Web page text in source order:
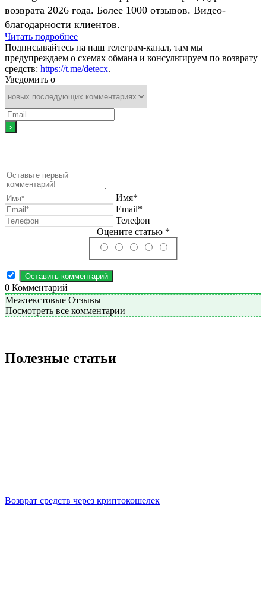
возврата 2026 года. Более 1000 отзывов. Видео-
благодарности клиентов.
Читать подробнее
Подписывайтесь на наш телеграм-канал, там мы
предупреждаем о схемах обмана и консультируем по возврату
средств: https://t.me/detecx.
Уведомить о
Имя*
Email*
Телефон
Оцените статью *
0 Комментарий
Межтекстовые Отзывы
Посмотреть все комментарии
Полезные статьи
Возврат средств через криптокошелек